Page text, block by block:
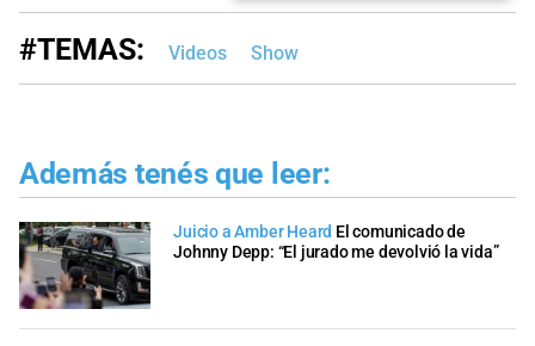
#TEMAS: Videos Show
Además tenés que leer:
Juicio a Amber Heard El comunicado de
Johnny Depp: “El jurado me devolvió la vida”